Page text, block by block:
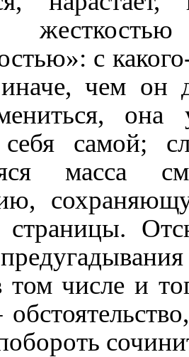
с
иначе, чем
она
самой;
масса
страницы.
том числе и